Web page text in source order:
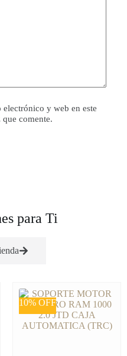
y web en este
comente.
para Ti
10% OFF